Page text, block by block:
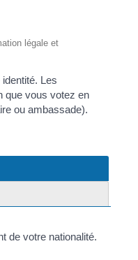
légale et
Les
que vous votez en
ou ambassade).
de votre nationalité.